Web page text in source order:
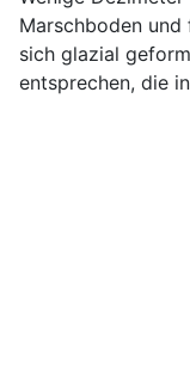
Marschboden
sich glazial
entsprechen, die